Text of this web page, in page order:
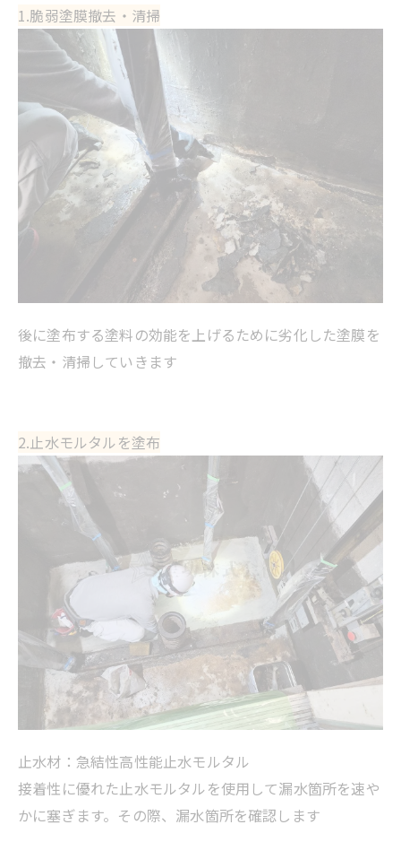
1.脆弱塗膜撤去・清掃
後に塗布する塗料の効能を上げるために劣化した塗膜を
撤去・清掃していきます
2.止水モルタルを塗布
止水材：急結性高性能止水モルタル
接着性に優れた止水モルタルを使用して漏水箇所を速や
かに塞ぎます。その際、漏水箇所を確認します